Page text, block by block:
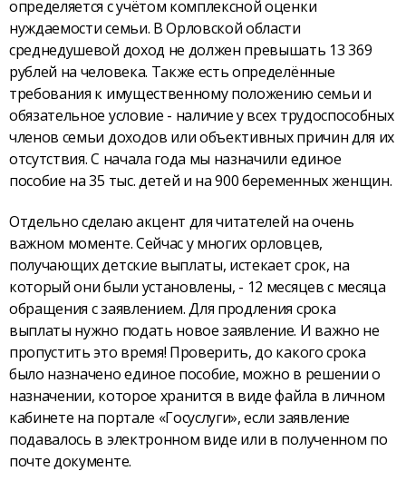
определяется с учётом комплексной оценки
нуждаемости семьи. В Орловской области
среднедушевой доход не должен превышать 13 369
рублей на человека. Также есть определённые
требования к имущественному положению семьи и
обязательное условие - наличие у всех трудоспособных
членов семьи доходов или объективных причин для их
отсутствия. С начала года мы назначили единое
пособие на 35 тыс. детей и на 900 беременных женщин.
Отдельно сделаю акцент для читателей на очень
важном моменте. Сейчас у многих орловцев,
получающих детские выплаты, истекает срок, на
который они были установлены, - 12 месяцев с месяца
обращения с заявлением. Для продления срока
выплаты нужно подать новое заявление. И важно не
пропустить это время! Проверить, до какого срока
было назначено единое пособие, можно в решении о
назначении, которое хранится в виде файла в личном
кабинете на портале «Госуслуги», если заявление
подавалось в электронном виде или в полученном по
почте документе.